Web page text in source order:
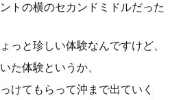
トの横のセカンドミドルだった
っと珍しい体験なんですけど、
た体験というか、
けてもらって沖まで出ていく